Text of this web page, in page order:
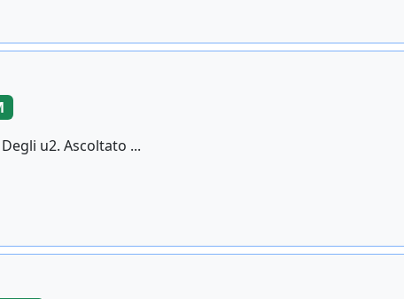
u2. Ascoltato ...